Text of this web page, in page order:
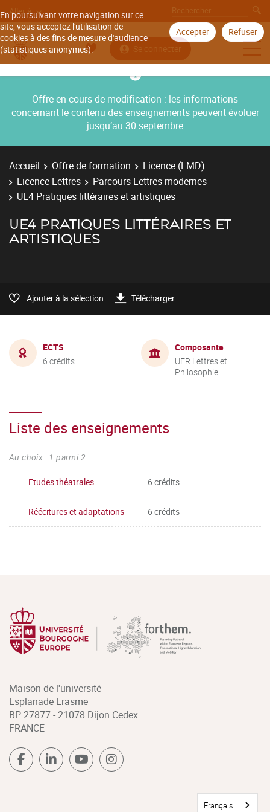
En poursuivant votre navigation sur ce
site, vous acceptez l'utilisation de
cookies à des fins de mesure d'audience
(statistiques anonymes).
Accepter Refuser
Aller à
Se connecter
Offre en cours de modification : les informations
concernant le contenu des enseignements peuvent évoluer
jusqu’au 30 septembre
Accueil Offre de formation
Licence (LMD)
Licence Lettres
Parcours Lettres modernes
UE4 Pratiques littéraires et artistiques
UE4 PRATIQUES LITTÉRAIRES ET
ARTISTIQUES
Ajouter à la sélection Télécharger
ECTS
6 crédits
Composante
UFR Lettres et
Philosophie
Liste des enseignements
Au choix : 1 parmi 2
Etudes théatrales 6 crédits
Réécitures et adaptations 6 crédits
Maison de l'université
Esplanade Erasme
BP 27877 - 21078 Dijon Cedex
FRANCE
Français